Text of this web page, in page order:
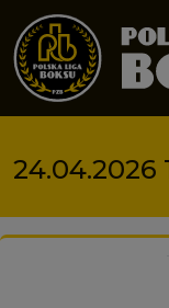
Przejdź do treści